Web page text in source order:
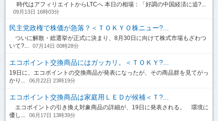
時代はアフィリエイトからLTCへ 本日の相場：「好調の中国経済に追?...
09月13日 16時03分
民主党政権で株価が急落？＜ＴＯＫＹＯ株ニュー?...
ついに解散・総選挙が正式に決まり、8月30日に向けて株式市場もざわつ
いて?...
07月14日 00時28分
エコポイント交換商品にはガッカリ。＜ＴＯＫＹ?...
19日に、エコポイントの交換商品が発表になったが、その商品群を見てがっ
かり...
06月22日 23時19分
エコポイント交換商品は家庭用ＬＥＤが候補＜Ｔ?...
エコポイントの引き換え対象商品の詳細が、19日に発表される。 環境に
優し...
06月17日 13時39分